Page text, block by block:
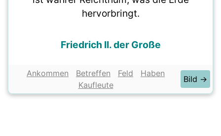
hervorbringt.
Friedrich II. der Große
Ankommen Betreffen Feld
Haben
Kaufleute
Bild →